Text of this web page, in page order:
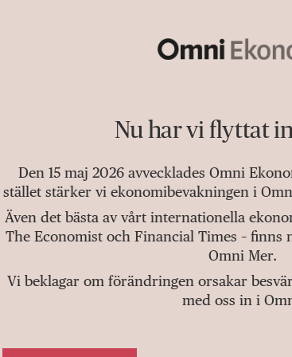
Nu har vi flyttat
Den 15 maj 2026 avvecklades Omni
stället stärker vi ekonomibevakningen i
Även det bästa av vårt internationella
The Economist och Financial Times –
Omni Mer.
Vi beklagar om förändringen orsakar
med oss in i